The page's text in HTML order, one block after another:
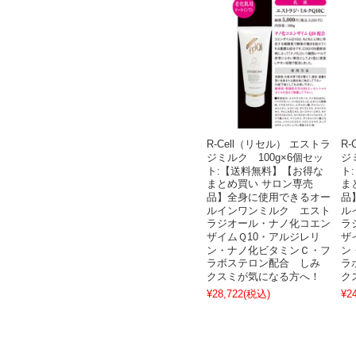
R-Cell（リセル） エストラ
ジミルク 100g×6個セッ
ト:【送料無料】【お得な
まとめ買い サロン専売
品】全身に使用できるオー
ルインワンミルク エスト
ラジオール・ナノ化コエン
ザイムＱ10・アルジレリ
ン・ナノ化ビタミンＣ・フ
ラボステロン配合 しみ
クスミが気になる方へ！
¥28,722(税込)
R-
ジ
ト
ま
品
ル
ラ
ザ
ン
ラ
ク